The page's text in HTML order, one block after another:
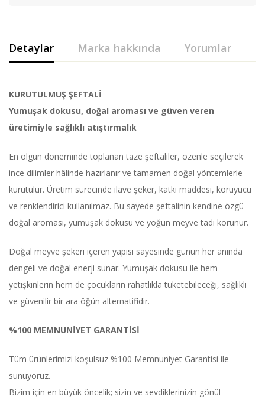
Detaylar Marka hakkında Yorumlar
KURUTULMUŞ ŞEFTALİ
Yumuşak dokusu, doğal aroması ve güven veren
üretimiyle sağlıklı atıştırmalık
En olgun döneminde toplanan taze şeftaliler, özenle seçilerek
ince dilimler hâlinde hazırlanır ve tamamen doğal yöntemlerle
kurutulur. Üretim sürecinde ilave şeker, katkı maddesi, koruyucu
ve renklendirici kullanılmaz. Bu sayede şeftalinin kendine özgü
doğal aroması, yumuşak dokusu ve yoğun meyve tadı korunur.
Doğal meyve şekeri içeren yapısı sayesinde günün her anında
dengeli ve doğal enerji sunar. Yumuşak dokusu ile hem
yetişkinlerin hem de çocukların rahatlıkla tüketebileceği, sağlıklı
ve güvenilir bir ara öğün alternatifidir.
%100 MEMNUNİYET GARANTİSİ
Tüm ürünlerimizi koşulsuz %100 Memnuniyet Garantisi ile
sunuyoruz.
Bizim için en büyük öncelik; sizin ve sevdiklerinizin gönül